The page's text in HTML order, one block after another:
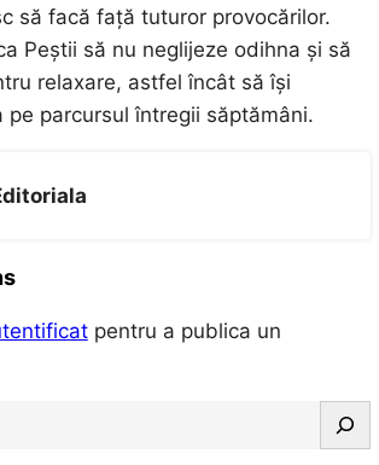
să facă față tuturor provocărilor.
Peștii să nu neglijeze odihna și să
relaxare, astfel încât să își
pe parcursul întregii săptămâni.
pentru a publica un